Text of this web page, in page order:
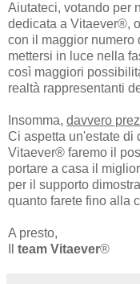
Aiutateci, votando per
dedicata a Vitaever®,
con il maggior numero
mettersi in luce nella
così maggiori
realtà rappresentanti
Insomma, davvero
Ci aspetta un'estate di
Vitaever® faremo il
portare a casa il
per il supporto
quanto farete fino alla
A presto,
team Vitaever®